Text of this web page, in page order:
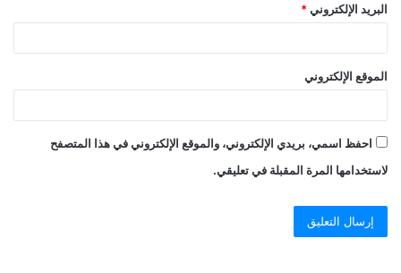
البريد الإلكتروني *
الموقع الإلكتروني
احفظ اسمي، بريدي الإلكتروني، والموقع الإلكتروني في هذا المتصفح
لاستخدامها المرة المقبلة في تعليقي.